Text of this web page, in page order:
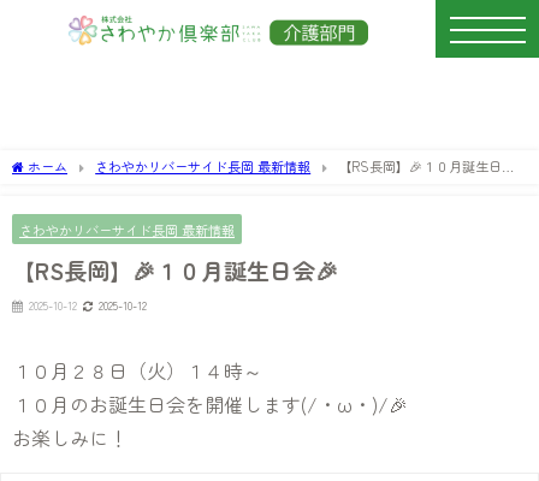
ホーム さわやかリバーサイド長岡 最新情報
【RS長岡】🎉１０月誕生日会
さわやかリバーサイド長岡 最新情報
【RS長岡】🎉１０月誕生日会🎉
2025-10-12 2025-10-12
１０月２８日（火）１４時～
１０月のお誕生日会を開催します(/・ω・)/🎉
お楽しみに！